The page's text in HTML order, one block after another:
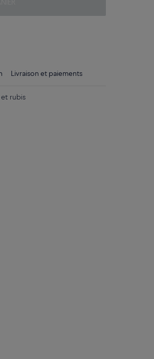
Livraison et paiements
et rubis